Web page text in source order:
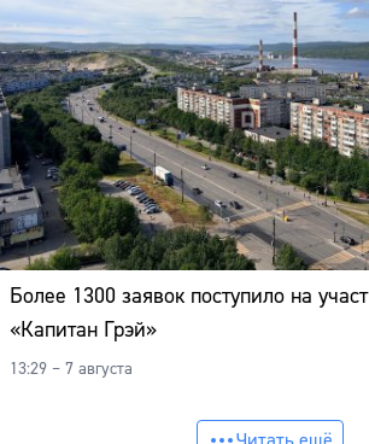
Более 1300 заявок поступило на
«Капитан Грэй»
13:29 – 7 августа